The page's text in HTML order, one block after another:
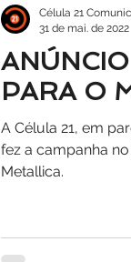
PARA O
A Célula 21, em
fez a campanha
Metallica.
Célula 21
31 de mai. de 2022